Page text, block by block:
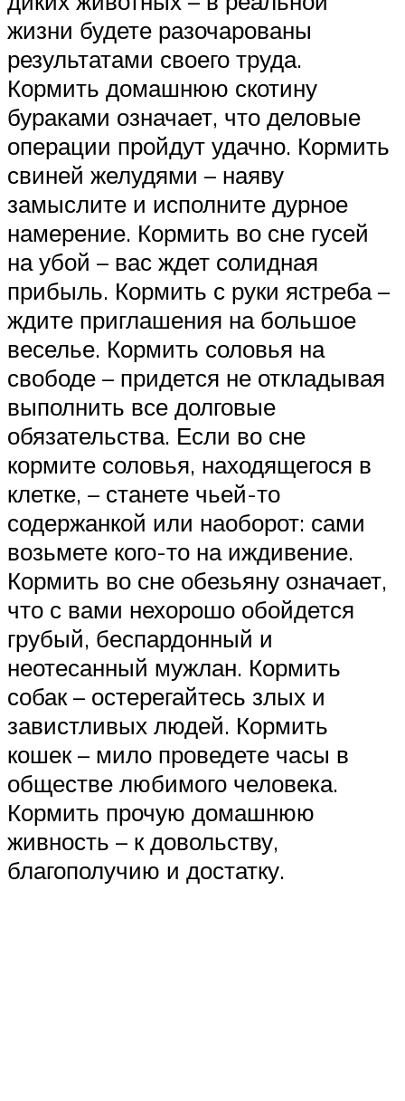
жизни будете разочарованы
результатами своего труда.
Кормить домашнюю скотину
бураками означает, что деловые
операции пройдут удачно. Кормить
свиней желудями – наяву
замыслите и исполните дурное
намерение. Кормить во сне гусей
на убой – вас ждет солидная
прибыль. Кормить с руки ястреба –
ждите приглашения на большое
веселье. Кормить соловья на
свободе – придется не откладывая
выполнить все долговые
обязательства. Если во сне
кормите соловья, находящегося в
клетке, – станете чьей-то
содержанкой или наоборот: сами
возьмете кого-то на иждивение.
Кормить во сне обезьяну означает,
что с вами нехорошо обойдется
грубый, беспардонный и
неотесанный мужлан. Кормить
собак – остерегайтесь злых и
завистливых людей. Кормить
кошек – мило проведете часы в
обществе любимого человека.
Кормить прочую домашнюю
живность – к довольству,
благополучию и достатку.